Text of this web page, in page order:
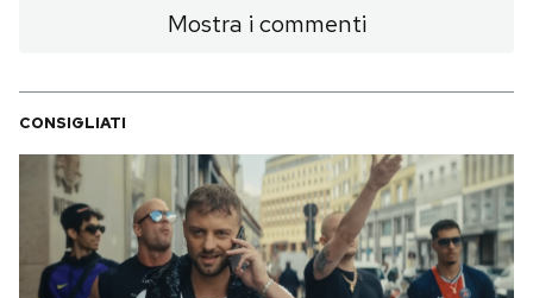
Mostra i commenti
CONSIGLIATI